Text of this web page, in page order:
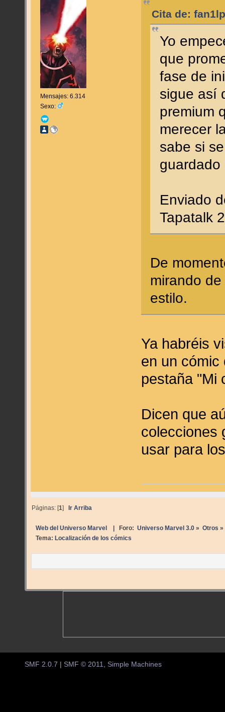
Mensajes: 6.314
Sexo:
Cita de:
Yo
que
fase de
sigue así
premium
merecer
sabe si
guardado
Enviado
Tapatalk 2
De
mirando
estilo.
Ya habréis
en un cómic
pestaña "Mi
Dicen que
colecciones
usar para
Páginas: [1]Ir Arriba
Web del Universo Marvel | Foro: Universo Marvel 3.0» Otros »
Tema: Localización de los cómics
SMF 2.0.7 | SMF © 2011 Simple Machines